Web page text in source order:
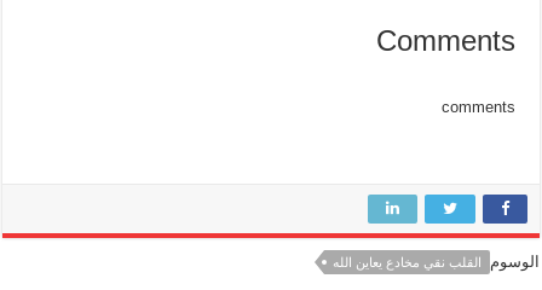
Comments
comments
الوسوم القلب نقي مخادع يعاين الله